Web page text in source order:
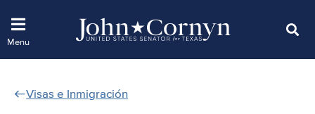
Visas e Inmigración